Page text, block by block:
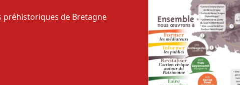
préhistoriques de Bretagne